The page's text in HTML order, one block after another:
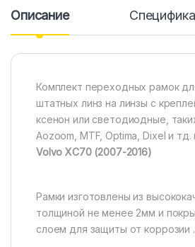
Описание
Комплект переходных рамок
штатных линз на линзы с
ксенон или светодиодные,
Aozoom, MTF, Optima, Dixel и
Volvo XC70 (2007-2016)
Рамки изготовлены из
толщиной не менее 2мм и
слоем для защиты от коррозии .